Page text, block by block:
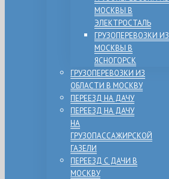
МОСКВЫ В
ЭЛЕКТРОСТАЛЬ
ГРУЗОПЕРЕВОЗКИ ИЗ
МОСКВЫ В
ЯСНОГОРСК
ГРУЗОПЕРЕВОЗКИ ИЗ
ОБЛАСТИ В МОСКВУ
ПЕРЕЕЗД НА ДАЧУ
ПЕРЕЕЗД НА ДАЧУ
НА
ГРУЗОПАССАЖИРСКОЙ
ГАЗЕЛИ
ПЕРЕЕЗД С ДАЧИ В
МОСКВУ